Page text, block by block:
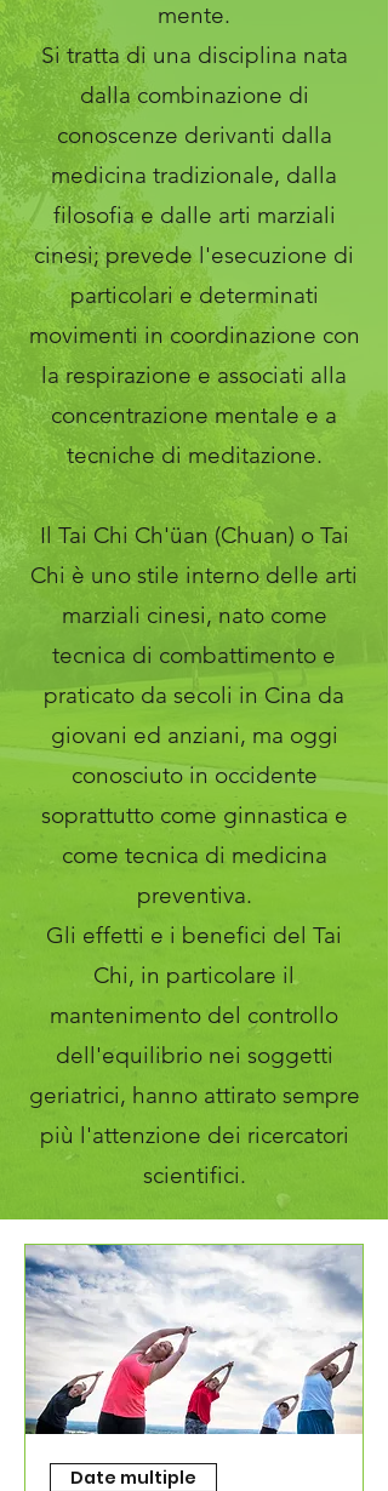
mente.
Si tratta di una disciplina nata
dalla combinazione di
conoscenze derivanti dalla
medicina tradizionale, dalla
filosofia e dalle arti marziali
cinesi; prevede l'esecuzione di
particolari e determinati
movimenti in coordinazione con
la respirazione e associati alla
concentrazione mentale e a
tecniche di meditazione.
Il Tai Chi Ch'üan (Chuan) o Tai
Chi è uno stile interno delle arti
marziali cinesi, nato come
tecnica di combattimento e
praticato da secoli in Cina da
giovani ed anziani, ma oggi
conosciuto in occidente
soprattutto come ginnastica e
come tecnica di medicina
preventiva.
Gli effetti e i benefici del Tai
Chi, in particolare il
mantenimento del controllo
dell'equilibrio nei soggetti
geriatrici, hanno attirato sempre
più l'attenzione dei ricercatori
scientifici.
Date multiple